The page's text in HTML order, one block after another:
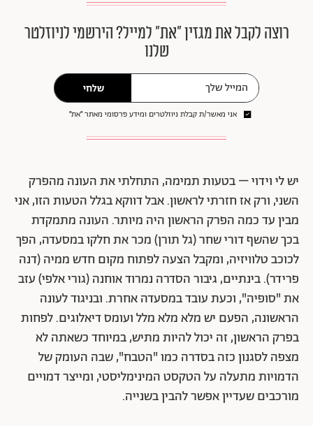
רוצה לקבל את מגזין ״את״ למייל? הירשמי לניוזלטר
שלנו
שלחי
אני מאשר/ת קבלת ניוזלטרים ומידע פרסומי מאתר ״את״
יש לי וידוי – בטעות תמימה, התחלתי את העונה מהפרק
השני, ורק אז חזרתי לראשון. אבל דווקא בגלל הטעות הזו, אני
מבין עד כמה הפרק הראשון היה מיותר. העונה מתמקדת
בכך שהשף דורי שחר (גל תורן) מכר את חלקו במסעדה, הפך
לכוכב טלוויזיה, ומקבל הצעה לפתוח מקום חדש ממיה (דנה
פרידר). בינתיים, גיבור הסדרה נמרוד אוחנה (גורי אלפי) עזב
את "סופיה", וכעת עובד במסעדה אחרת. ובניגוד לעונה
הראשונה, הפעם יש מלא מלא מלל ועומס דיאלוגים. לפחות
בפרק הראשון, זה יכול להיות מתיש, במיוחד כשאתה לא
מצפה לסגנון כזה בסדרה כמו "הטבח", שבה העומק של
הדמויות מתעלה על הטקסט המינימליסטי, ומייצר דמויים
מורכבים שעדיין אפשר להבין בשנייה.